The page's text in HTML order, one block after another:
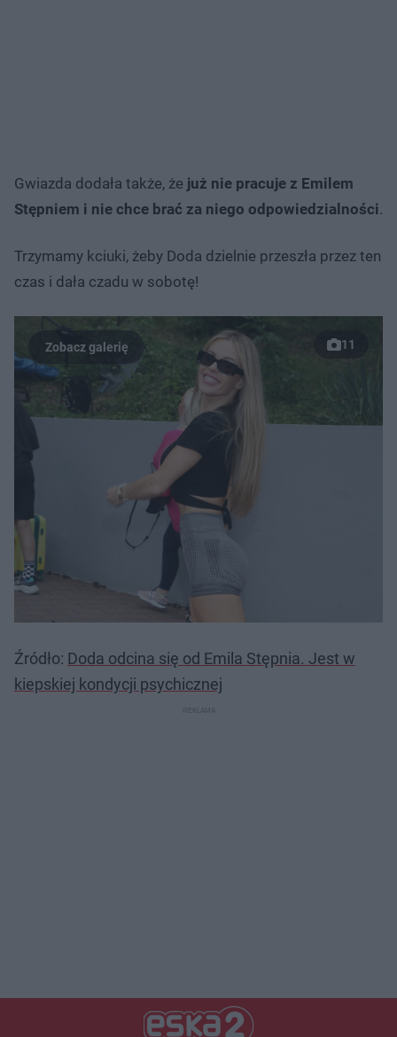
Gwiazda dodała także, że już nie pracuje z Emilem
Stępniem i nie chce brać za niego odpowiedzialności.
Trzymamy kciuki, żeby Doda dzielnie przeszła przez ten
czas i dała czadu w sobotę!
11
Źródło: Doda odcina się od Emila Stępnia. Jest w
kiepskiej kondycji psychicznej